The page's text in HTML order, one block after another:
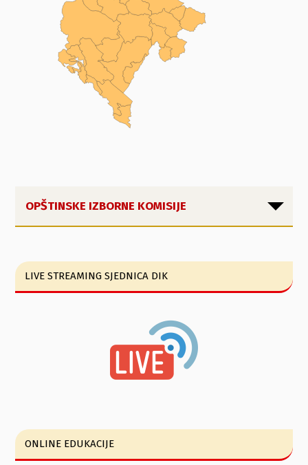
OPŠTINSKE IZBORNE KOMISIJE
LIVE STREAMING SJEDNICA DIK
ONLINE EDUKACIJE